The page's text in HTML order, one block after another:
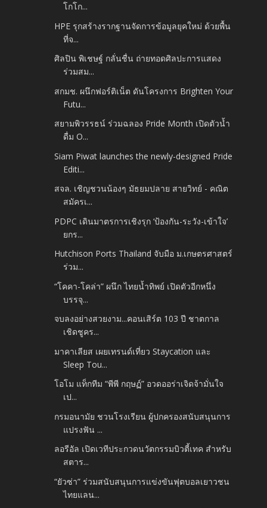
โกโก...
HPE รุกสร้างรากฐานจัดการข้อมูลยุคใหม่ ด้วยพื้น
ที่จ...
ศิลปิน พิเชษฐ์ กลั่นชื่น ถ่ายทอดศิลปะการแสดง
ร่วมสม...
สกมช. ผนึกฟอร์ติเน็ต ดันโครงการ Brighten Your
Futu...
สยามพิวรรธน์ ร่วมฉลอง Pride Month เปิดตัวน้ำ
ดื่ม O...
Siam Piwat launches the newly-designed Pride
Editi...
สจล. เชิญชวนน้องๆ มัธยมปลาย สายวิทย์ - คณิต
สมัครเ...
PDPC เดินมาตรการเชิงรุก ‘ป้องกัน-ระวัง-เข้าใจ’
ยกร...
Hutchison Ports Thailand จับมือ ม.เกษตรศาสตร์
ร่วม...
“โคคา-โคล่า” ผนึก ไทยน้ำทิพย์ เปิดตัวอีกหนึ่ง
บรรจุ...
จบลงอย่างสวยงาม...คอนเสิร์ต 103 ปี ชาตกาล
เชิดชูคร...
มาคาเลียส เผยเทรนด์เที่ยว Staycation และ
Sleep Tou...
โอโม แท็กทีม “พีพี กฤษฏ์” อวดออร่าเจิดจ้ามั่นใจ
เป...
กรมอนามัย ชวนโรงเรียน ผู้ปกครองสนับสนุนการ
แปรงฟัน ...
ลอรีอัล เปิดเวทีประกวดนวัตกรรมบิวตี้เทค สำหรับ
สตาร...
“ยัวซ่า” ร่วมสนับสนุนการแข่งขันฟุตบอลเยาวชน
ไทยแลน...